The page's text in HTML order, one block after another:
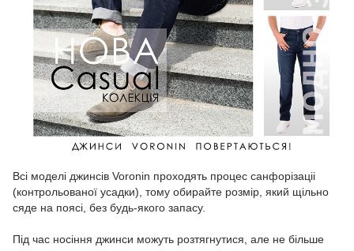
Всі моделі джинсів Voronin проходять процес санфорізаціі
(контрольованої усадки), тому обирайте розмір, який щільно
сяде на поясі, без будь-якого запасу.
Під час носіння джинси можуть розтягнутися, але не більше